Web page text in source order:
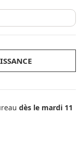
dès le mardi 11